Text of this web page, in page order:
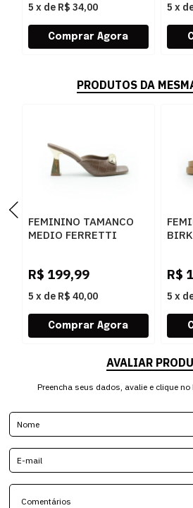
5 x de R$ 34,00 5 x
PRODUTOS DA
FEMININO TAMANCO
MEDIO FERRETTI
R$ 199,99
5 x de R$ 40,00
R$
5 x
AVALIAR
Preencha seus dados, avalie e clique